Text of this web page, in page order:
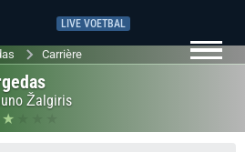
LIVE VOETBAL
Carrière
Žalgiris